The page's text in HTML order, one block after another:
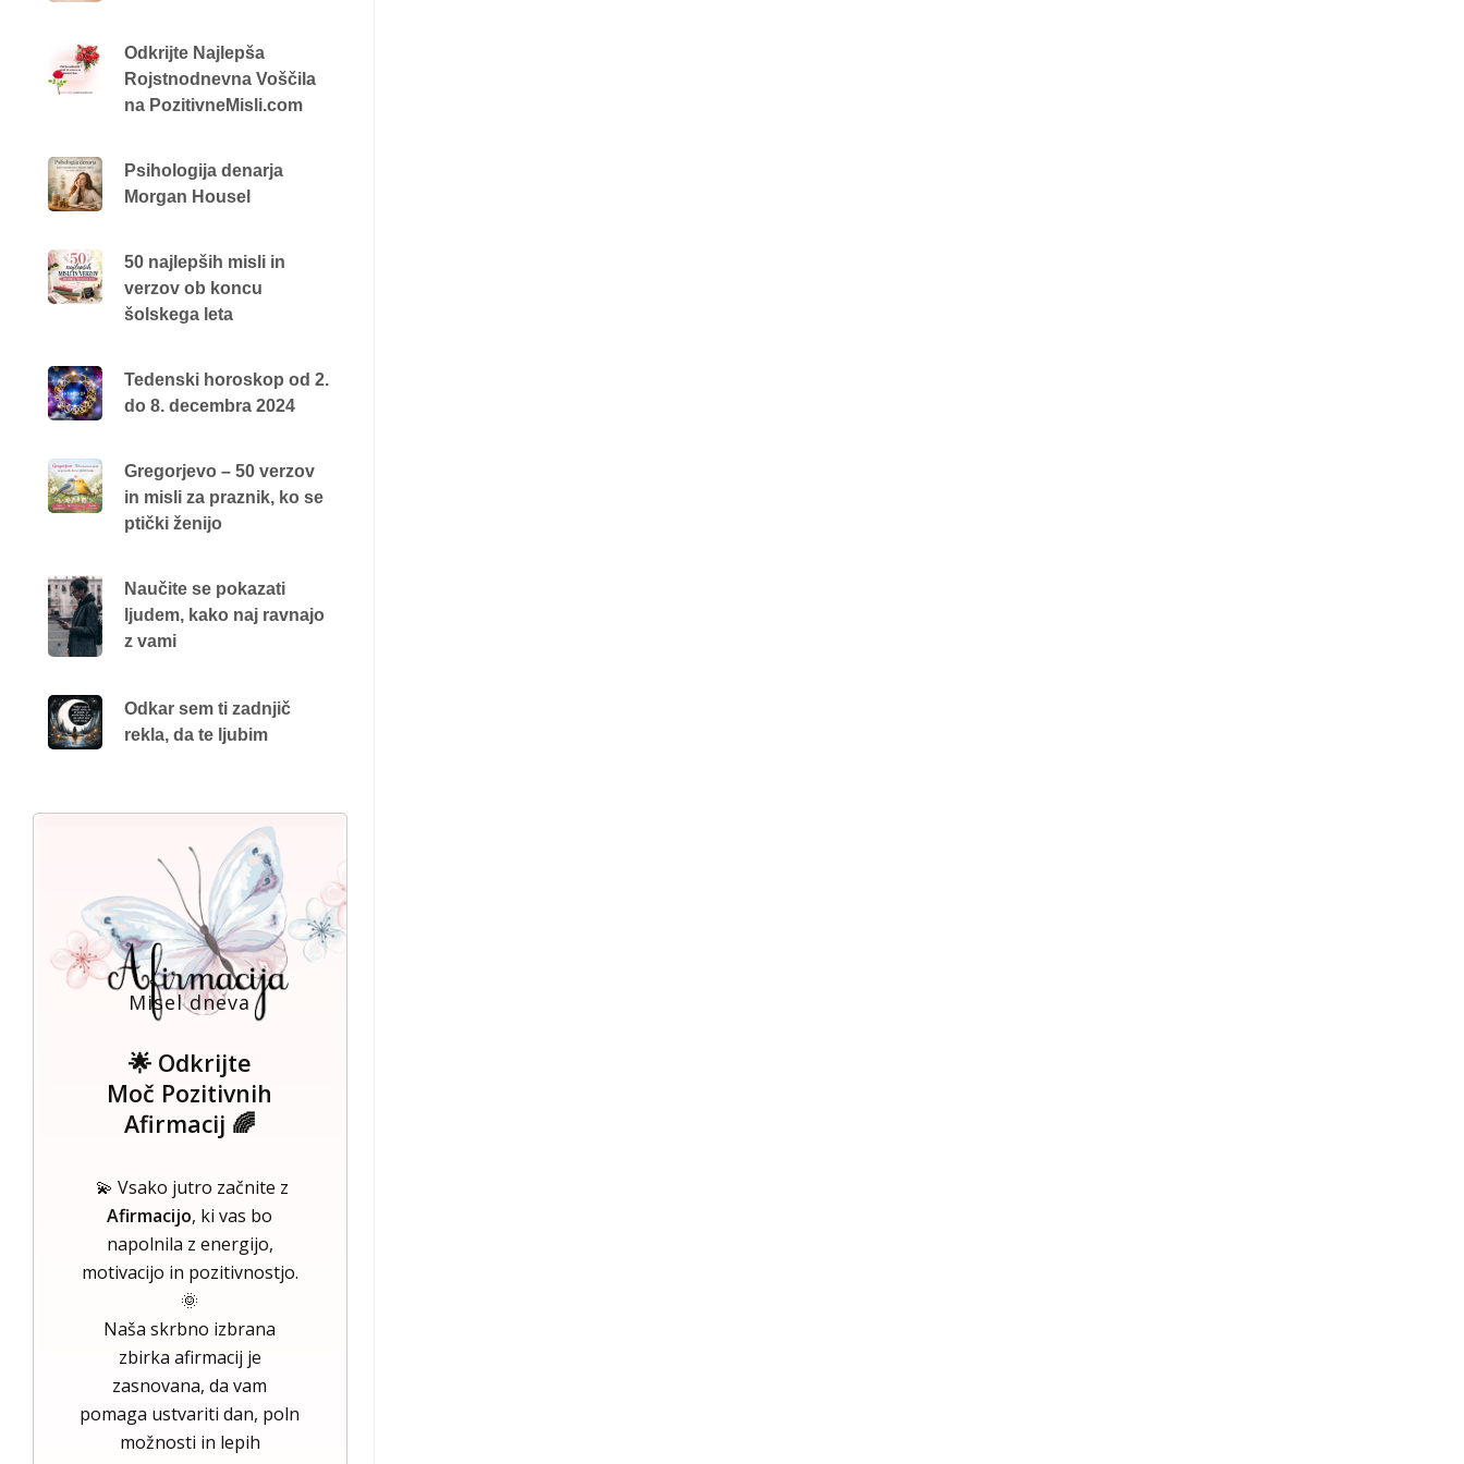
Odkrijte Najlepša
Rojstnodnevna Voščila
na PozitivneMisli.com
Psihologija denarja
Morgan Housel
50 najlepših misli in
verzov ob koncu
šolskega leta
Tedenski horoskop od 2.
do 8. decembra 2024
Gregorjevo – 50 verzov
in misli za praznik, ko se
ptički ženijo
Naučite se pokazati
ljudem, kako naj ravnajo
z vami
Odkar sem ti zadnjič
rekla, da te ljubim
Misel dneva
🌟 Odkrijte
Moč Pozitivnih
Afirmacij 🌈
💫 Vsako jutro začnite z
Afirmacijo, ki vas bo
napolnila z energijo,
motivacijo in pozitivnostjo.
🌞
Naša skrbno izbrana
zbirka afirmacij je
zasnovana, da vam
pomaga ustvariti dan, poln
možnosti in lepih